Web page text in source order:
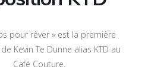
pour rêver » est la première
Kevin Te Dunne alias KTD au
Café Couture.